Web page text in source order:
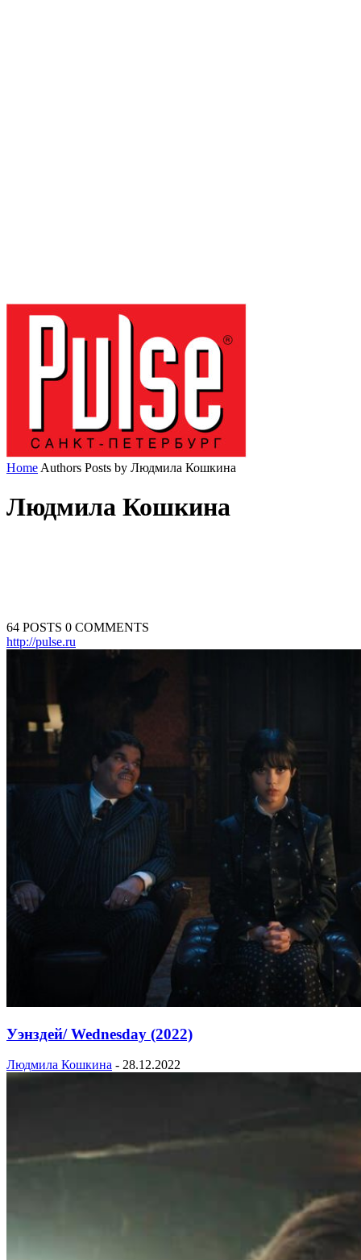
Home Authors Posts by Людмила Кошкина
Людмила Кошкина
64 POSTS 0 COMMENTS
http://pulse.ru
Уэнздей/ Wednesday (2022)
Людмила Кошкина - 28.12.2022